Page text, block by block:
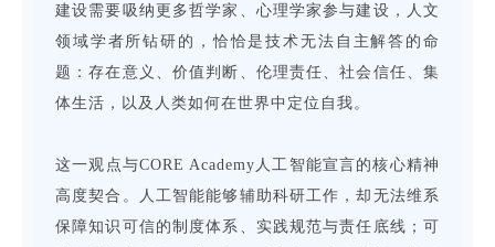
建设需要吸纳更多哲学家、心理学家参与建设，人文
领域学者所钻研的，恰恰是技术无法自主解答的命
题：存在意义、价值判断、伦理责任、社会信任、集
体生活，以及人类如何在世界中定位自我。
这一观点与CORE Academy人工智能宣言的核心精神
高度契合。人工智能能够辅助科研工作，却无法维系
保障知识可信的制度体系、实践规范与责任底线；可